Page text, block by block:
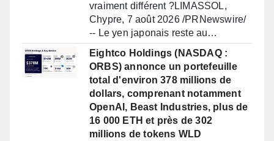
vraiment différent ?LIMASSOL,
Chypre, 7 août 2026 /PRNewswire/
-- Le yen japonais reste au…
Eightco Holdings (NASDAQ :
ORBS) annonce un portefeuille
total d'environ 378 millions de
dollars, comprenant notamment
OpenAI, Beast Industries, plus de
16 000 ETH et près de 302
millions de tokens WLD